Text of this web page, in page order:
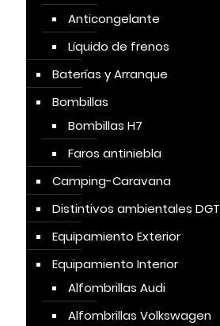
Anticongelante
Líquido de frenos
Baterías y Arranque
Bombillas
Bombillas H7
Faros antiniebla
Camping-Caravana
Distintivos ambientales DGT
Equipamiento Exterior
Equipamiento Interior
Alfombrillas Audi
Alfombrillas Volkswagen